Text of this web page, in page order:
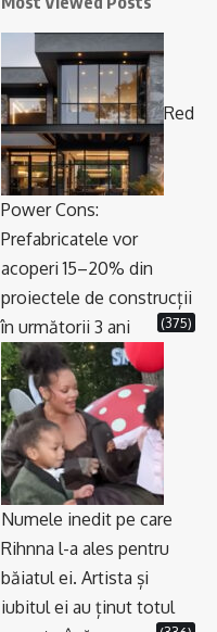
Red
Power Cons:
Prefabricatele vor
acoperi 15–20% din
proiectele de construcții
în următorii 3 ani
(375)
Numele inedit pe care
Rihnna l-a ales pentru
băiatul ei. Artista și
iubitul ei au ținut totul